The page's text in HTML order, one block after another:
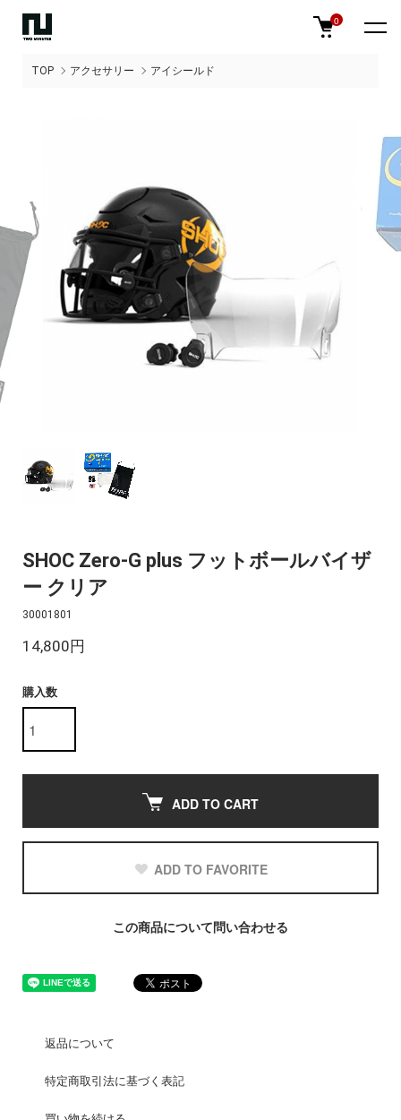
0
TOP アクセサリー アイシールド
SHOC Zero-G plus フットボールバイザ
ー クリア
30001801
14,800円
購入数
ADD TO CART
ADD TO FAVORITE
この商品について問い合わせる
返品について
特定商取引法に基づく表記